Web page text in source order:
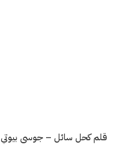
قلم كحل سائل – جوسي بيوتي